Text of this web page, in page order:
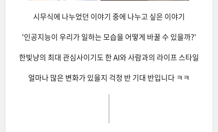
시무식에 나누었던 이야기 중에 나누고 싶은 이야기
'인공지능이 우리가 일하는 모습을 어떻게 바꿀 수 있을까?'
한빛냥의 최대 관심사이기도 한 AI와 사람과의 라이프 스타일
얼마나 많은 변화가 있을지 걱정 반 기대 반입니다 ㅋㅋ